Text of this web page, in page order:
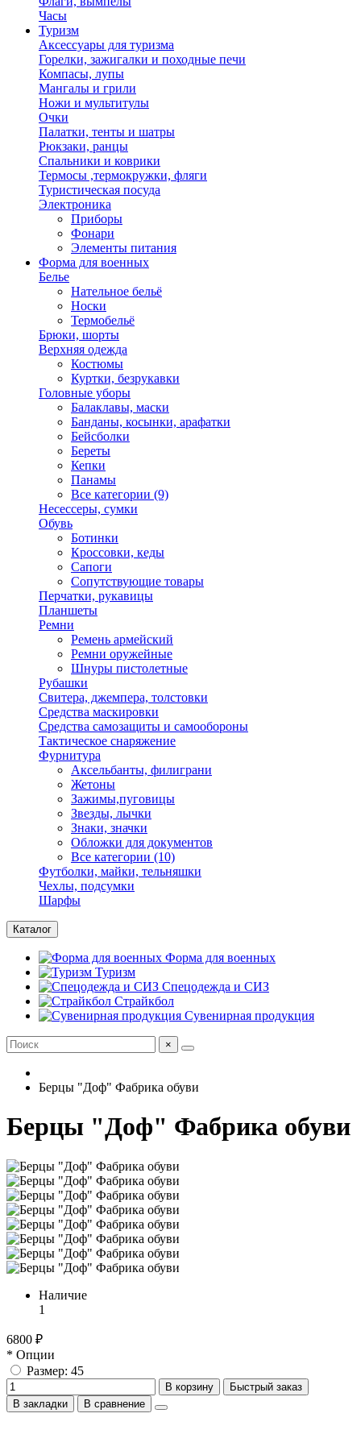
Часы
Туризм
Аксессуары для туризма
Горелки, зажигалки и походные печи
Компасы, лупы
Мангалы и грили
Ножи и мультитулы
Очки
Палатки, тенты и шатры
Рюкзаки, ранцы
Спальники и коврики
Термосы ,термокружки, фляги
Туристическая посуда
Электроника
Приборы
Фонари
Элементы питания
Форма для военных
Белье
Нательное бельё
Носки
Термобельё
Брюки, шорты
Верхняя одежда
Костюмы
Куртки, безрукавки
Головные уборы
Балаклавы, маски
Банданы, косынки, арафатки
Бейсболки
Береты
Кепки
Панамы
Все категории (9)
Несессеры, сумки
Обувь
Ботинки
Кроссовки, кеды
Сапоги
Сопутствующие товары
Перчатки, рукавицы
Планшеты
Ремни
Ремень армейский
Ремни оружейные
Шнуры пистолетные
Рубашки
Свитера, джемпера, толстовки
Средства маскировки
Средства самозащиты и самообороны
Тактическое снаряжение
Фурнитура
Аксельбанты, филиграни
Жетоны
Зажимы,пуговицы
Звезды, лычки
Знаки, значки
Обложки для документов
Все категории (10)
Футболки, майки, тельняшки
Чехлы, подсумки
Шарфы
Каталог
Форма для военных
Туризм
Спецодежда и СИЗ
Страйкбол
Сувенирная продукция
×
Берцы "Доф" Фабрика обуви
Берцы "Доф" Фабрика обуви
Наличие
1
6800 ₽
* Опции
Размер: 45
В корзину
Быстрый заказ
В закладки
В сравнение